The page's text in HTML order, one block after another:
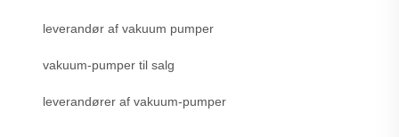
leverandør af vakuum pumper
vakuum-pumper til salg
leverandører af vakuum-pumper